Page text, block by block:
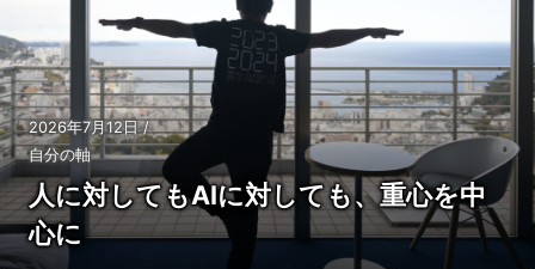
2026年7月12日/
自分の軸
人に対してもAIに対しても、重心を中
心に